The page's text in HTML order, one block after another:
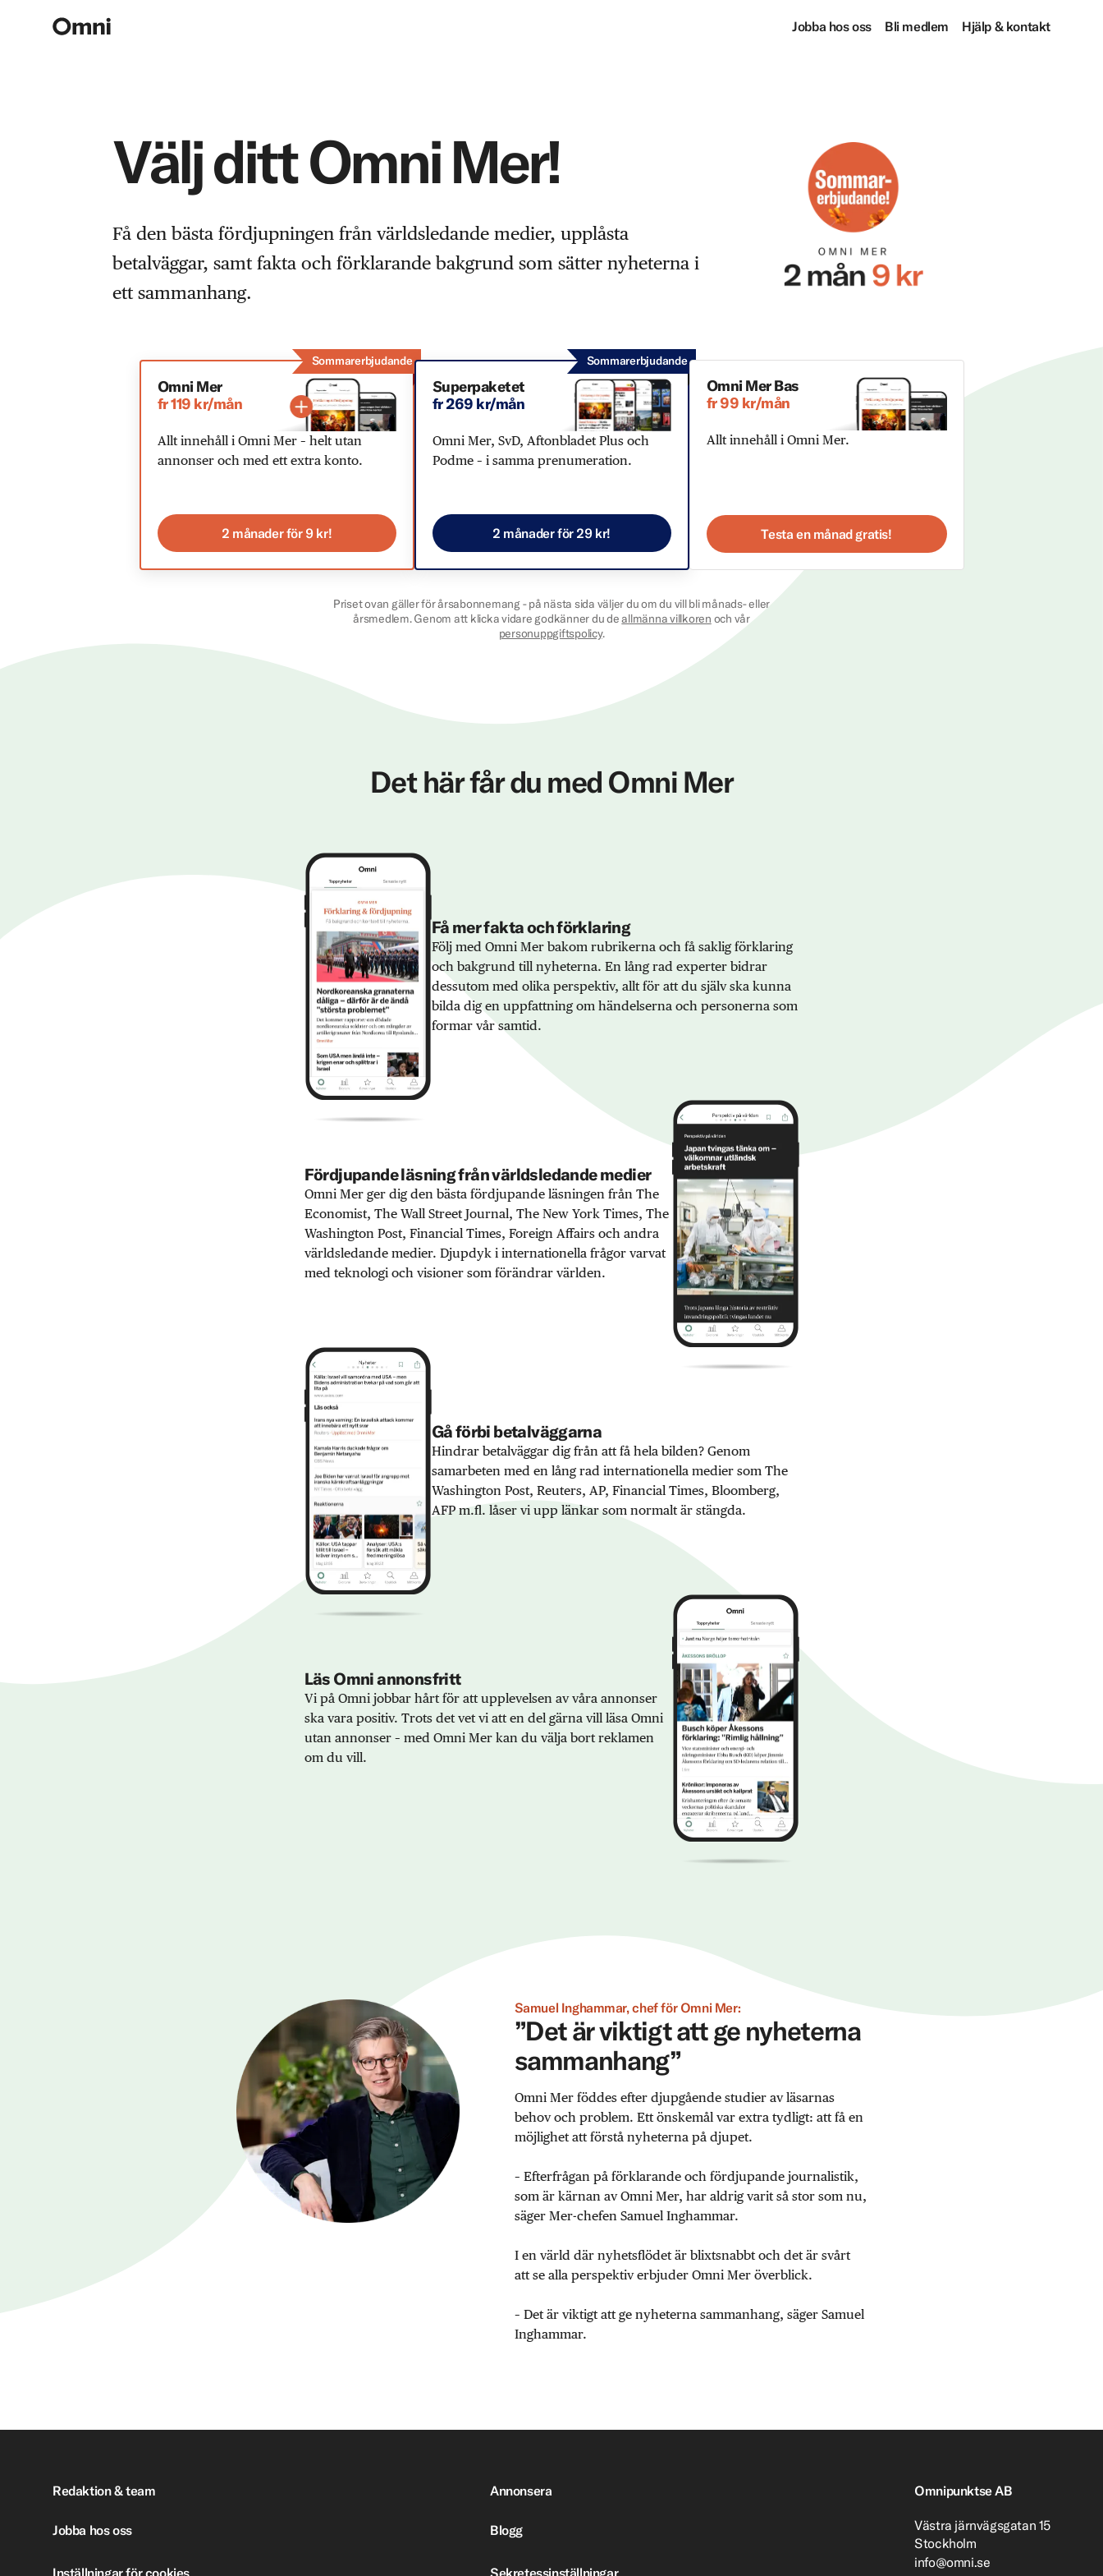
Jobba hos oss Bli medlem Hjälp & kontakt
Välj ditt Omni Mer!
Få den bästa fördjupningen från världsledande medier, upplåsta
betalväggar, samt fakta och förklarande bakgrund som sätter nyheterna i
ett sammanhang.
Sommarerbjudande
Omni Mer
fr 119 kr/mån
Allt innehåll i Omni Mer – helt utan
annonser och med ett extra konto.
2 månader för 9 kr!
Sommarerbjudande
Superpaketet
fr 269 kr/mån
Omni Mer, SvD, Aftonbladet Plus och
Podme – i samma prenumeration.
2 månader för 29 kr!
Omni Mer Bas
fr 99 kr/mån
Allt innehåll i Omni Mer.
Testa en månad gratis!
Priset ovan gäller för årsabonnemang - på nästa sida väljer du om du vill bli månads- eller
årsmedlem. Genom att klicka vidare godkänner du deallmänna villkoren och vår
personuppgiftspolicy.
Det här får du med Omni Mer
Få mer fakta och förklaring
Följ med Omni Mer bakom rubrikerna och få saklig förklaring
och bakgrund till nyheterna. En lång rad experter bidrar
dessutom med olika perspektiv, allt för att du själv ska kunna
bilda dig en uppfattning om händelserna och personerna som
formar vår samtid.
Fördjupande läsning från världsledande medier
Omni Mer ger dig den bästa fördjupande läsningen från The
Economist, The Wall Street Journal, The New York Times, The
Washington Post, Financial Times, Foreign Affairs och andra
världsledande medier. Djupdyk i internationella frågor varvat
med teknologi och visioner som förändrar världen.
Gå förbi betalväggarna
Hindrar betalväggar dig från att få hela bilden? Genom
samarbeten med en lång rad internationella medier som The
Washington Post, Reuters, AP, Financial Times, Bloomberg,
AFP m.fl. låser vi upp länkar som normalt är stängda.
Läs Omni annonsfritt
Vi på Omni jobbar hårt för att upplevelsen av våra annonser
ska vara positiv. Trots det vet vi att en del gärna vill läsa Omni
utan annonser – med Omni Mer kan du välja bort reklamen
om du vill.
Samuel Inghammar, chef för Omni Mer:
”Det är viktigt att ge nyheterna
sammanhang”
Omni Mer föddes efter djupgående studier av läsarnas
behov och problem. Ett önskemål var extra tydligt: att få en
möjlighet att förstå nyheterna på djupet.
– Efterfrågan på förklarande och fördjupande journalistik,
som är kärnan av Omni Mer, har aldrig varit så stor som nu,
säger Mer-chefen Samuel Inghammar.
I en värld där nyhetsflödet är blixtsnabbt och det är svårt
att se alla perspektiv erbjuder Omni Mer överblick.
– Det är viktigt att ge nyheterna sammanhang, säger Samuel
Inghammar.
Redaktion & team Annonsera
Jobba hos oss Blogg
Inställningar för cookies Sekretessinställningar
Omnipunktse AB
Västra järnvägsgatan 15
Stockholm
info@omni.se